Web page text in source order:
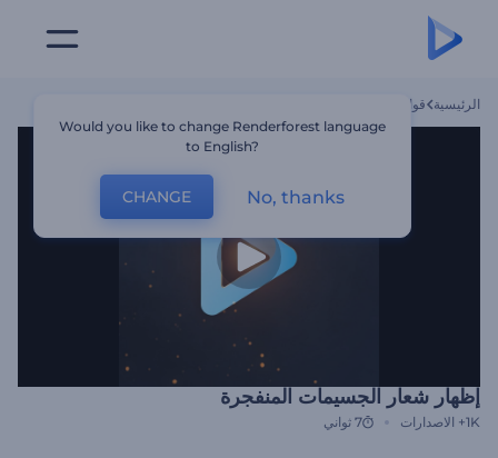
الرئيسية قوالب
إظهار شعار الجسيمات المنفجرة
1K+ الاصدارات 7 ثواني
Would you like to change Renderforest language
to English?
CHANGE No, thanks